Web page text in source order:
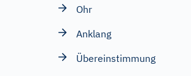
Ohr
Anklang
Übereinstimmung